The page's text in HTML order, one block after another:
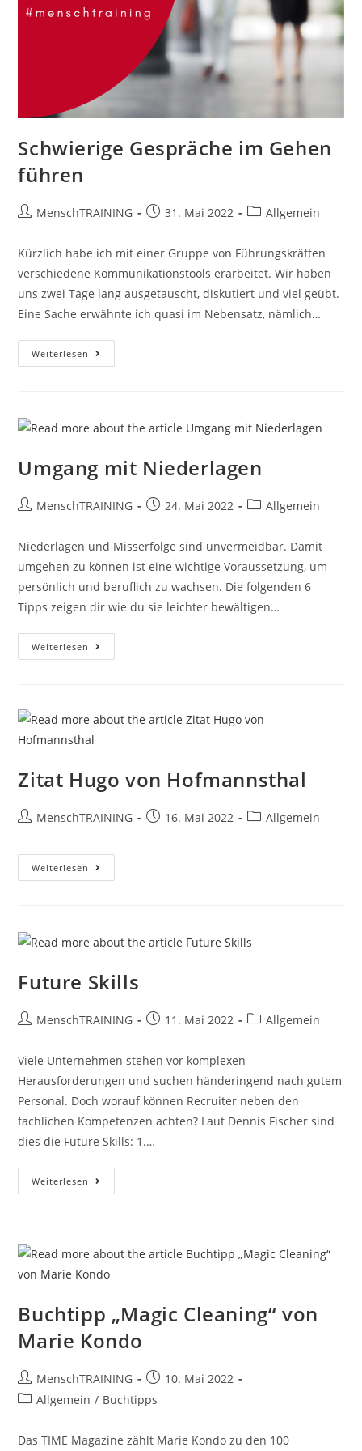
Schwierige Gespräche im Gehen
führen
Beitrags-
MenschTRAINING
Beitrag31. Mai 2022
Beitrags-
Allgemein
Kürzlich habe ich mit einer Gruppe von Führungskräften
verschiedene Kommunikationstools erarbeitet. Wir haben
uns zwei Tage lang ausgetauscht, diskutiert und viel geübt.
Eine Sache erwähnte ich quasi im Nebensatz, nämlich…
Weiterlesen Schwierige
Gespräche
Umgang mit Niederlagen
Beitrags-
MenschTRAINING
Beitrag24. Mai 2022
Beitrags-
Allgemein
Niederlagen und Misserfolge sind unvermeidbar. Damit
umgehen zu können ist eine wichtige Voraussetzung, um
persönlich und beruflich zu wachsen. Die folgenden 6
Tipps zeigen dir wie du sie leichter bewältigen…
Weiterlesen Umgang
Mit
Zitat Hugo von Hofmannsthal
Beitrags-
MenschTRAINING
Beitrag16. Mai 2022
Beitrags-
Allgemein
Weiterlesen Zitat
Hugo
Future Skills
Beitrags-
MenschTRAINING
Beitrag11. Mai 2022
Beitrags-
Allgemein
Viele Unternehmen stehen vor komplexen
Herausforderungen und suchen händeringend nach gutem
Personal. Doch worauf können Recruiter neben den
fachlichen Kompetenzen achten? Laut Dennis Fischer sind
dies die Future Skills: 1.…
Weiterlesen Future
Skills
Buchtipp „Magic Cleaning“ von
Marie Kondo
Beitrags-
Autor:
MenschTRAINING
Beitrag
veröffentlicht:
10. Mai 2022
Beitrags-
Allgemein / Buchtipps
Das TIME Magazine zählt Marie Kondo zu den 100